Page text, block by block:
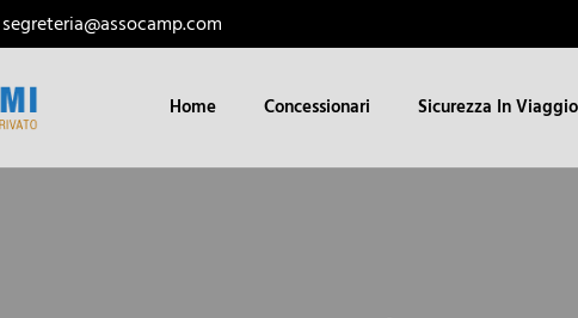
segreteria@assocamp.com
Home Concessionari Sicurezza In Viaggio